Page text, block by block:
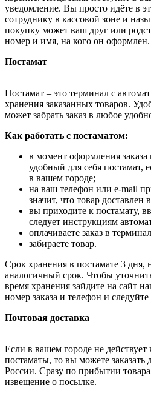
уведомление. Вы просто идёте в
сотруднику в кассовой зоне и
покупку может ваш друг или
номер и имя, на кого он оформлен.
Постамат
Постамат – это терминал с
хранения заказанных товаров.
может забрать заказ в любое
Как работать с постаматом:
в момент оформления
удобный для себя постамат,
в вашем городе;
на ваш телефон или e-mail
значит, что товар доставлен
вы приходите к постамату,
следует инструкциям
оплачиваете заказ в
забираете товар.
Срок хранения в постамате 3
аналогичный срок. Чтобы
время хранения зайдите на сайт
номер заказа и телефон и
Почтовая доставка
Если в вашем городе не действует
постаматы, то вы можете заказать
России. Сразу по прибытии
извещение о посылке.